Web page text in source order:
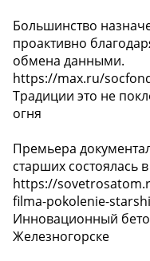
Большинство
проактивно
обмена данными.
https://max.ru/
Традиции это не
огня
Премьера
старших состоялась
https://
filma-pokolenie-
Инновационный
Железногорске